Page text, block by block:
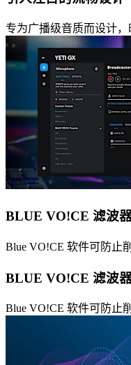
专为广播级音质而设计，
BLUE VO!CE 滤波
Blue VO!CE 软件可防止
BLUE VO!CE 滤波
Blue VO!CE 软件可防止